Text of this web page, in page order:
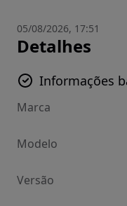
05/08/2026, 17:51
Detalhes
Informações
Marca
Modelo
Versão